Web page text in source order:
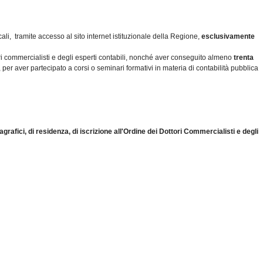
tramite accesso al sito internet istituzionale della Regione, esclusivamente
e degli esperti contabili, nonché aver conseguito almeno trenta
aver partecipato a corsi o seminari formativi in materia di contabilità pubblica
di residenza, di iscrizione all'Ordine dei Dottori Commercialisti e degli